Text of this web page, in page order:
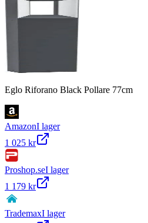
Eglo Riforano Black Pollare 77cm
AmazonI lager
1 025 kr
Proshop.seI lager
1 179 kr
TrademaxI lager